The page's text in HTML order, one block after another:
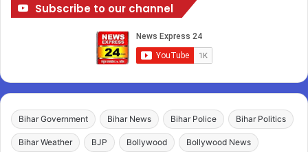
Subscribe to our channel
Bihar Government Bihar News Bihar Police Bihar Politics
Bihar Weather BJP Bollywood Bollywood News